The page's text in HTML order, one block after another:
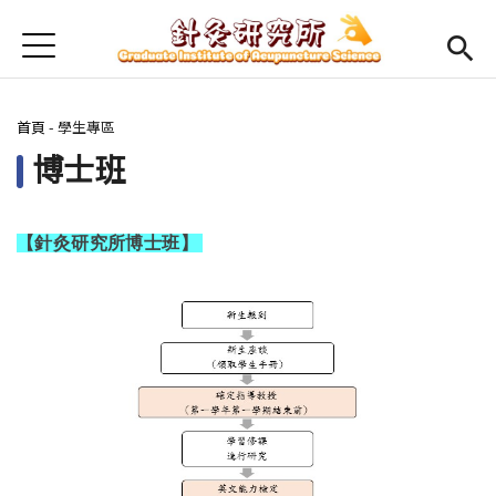
首頁
最新消息
本所簡介
Open submenu (師資陣容)
師資陣容
Open submenu (課程規劃)
課程規劃
Open submenu (學生專區)
Jump to Navigation
Jump to Main content
您在這裡
首頁 - 學生專區
博士班
【針灸研究所博士班】